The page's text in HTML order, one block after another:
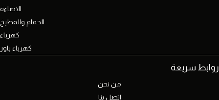
الاضاءة
الحمام والمطبخ
كهرباء
كهرباء باور
روابط سريعة
من نحن
اتصل بنا